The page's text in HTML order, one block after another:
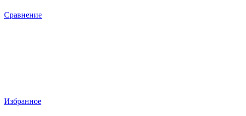
Сравнение
Избранное